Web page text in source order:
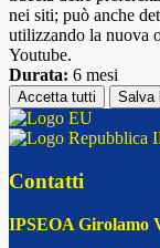
nei siti; può anche
utilizzando la nuova
Youtube.
Durata: 6 mesi
Accetta tutti Salva
Contatti
IPSEOA Girolamo